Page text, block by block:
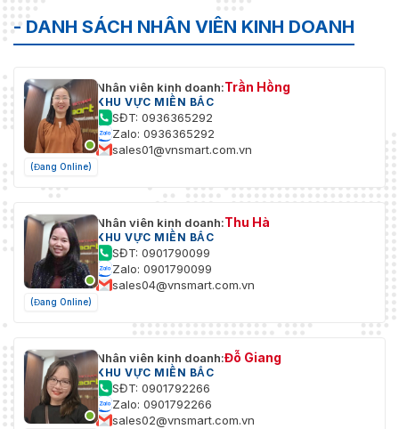
- DANH SÁCH NHÂN VIÊN KINH DOANH
(Đang Online)
Nhân viên kinh doanh:Trần Hồng
KHU VỰC MIỀN BẮC
SĐT: 0936365292
Zalo: 0936365292
sales01@vnsmart.com.vn
(Đang Online)
Nhân viên kinh doanh:Thu Hà
KHU VỰC MIỀN BẮC
SĐT: 0901790099
Zalo: 0901790099
sales04@vnsmart.com.vn
Nhân viên kinh doanh:Đỗ Giang
KHU VỰC MIỀN BẮC
SĐT: 0901792266
Zalo: 0901792266
sales02@vnsmart.com.vn